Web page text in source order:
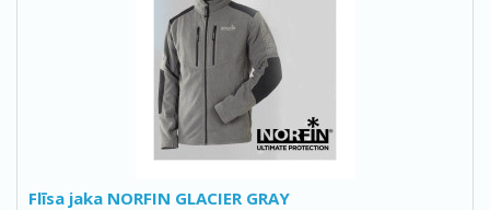
Flīsa jaka NORFIN GLACIER GRAY